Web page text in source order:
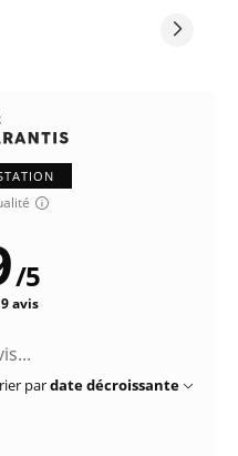
/5
avis
pardate décroissante